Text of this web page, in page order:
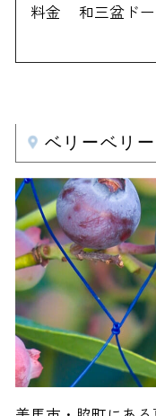
料金
和三盆ド
ベリーベリ